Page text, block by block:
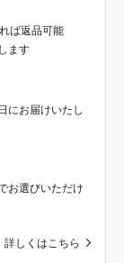
ば返品可能
ます
にお届けいたし
お選びいただけ
詳しくはこちら